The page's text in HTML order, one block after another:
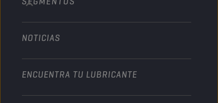
Vehículo pesado
Motocicleta y vehículo todoterreno
Industria
Technology
Colaboraciones en deportes de motor
Automóvil
Motocicleta
Servicio pesado
NOTICIAS
ENCUENTRA TU LUBRICANTE